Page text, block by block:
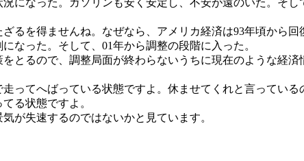
になった。ガソリンも安く安定し、不安が遠のいた。そ
を得ませんね。なぜなら、アメリカ経済は93年頃から
なった。そして、01年から調整の段階に入った。
とるので、調整局面が終わらないうちに現在のような経
ってへばっている状態ですよ。休ませてくれと言ってい
る状態ですよ。
が失速するのではないかと見ています。